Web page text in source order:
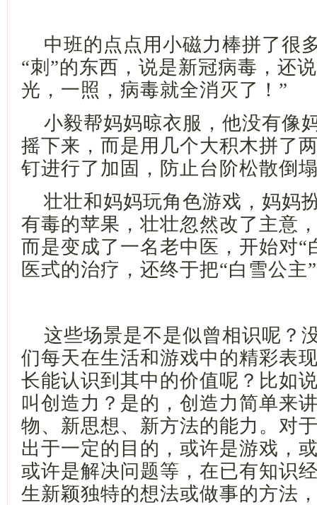
中班的点点用小磁力棒拼了很
“刺”的东西，说是新冠病毒，还
光，一照，病毒就全消灭了！”
小毅帮妈妈晾衣服，他没有像
摇下来，而是用几个大积木拼了
钉进行了加固，防止台阶松散倒
壮壮和妈妈玩角色游戏，妈妈
有毒的苹果，壮壮忽然改了主意
而是变成了一名老中医，开始对“
医式的治疗，还终于把“白雪公主
这些场景是不是似曾相识呢？
们每天在生活和游戏中的精彩表
长能认识到其中的价值呢？比如
叫创造力？是的，创造力简单来
物、新思想、新方法的能力。对
出于一定的目的，或许是游戏，
或许是解决问题等，在已有知识
生新颖独特的想法或做事的方法